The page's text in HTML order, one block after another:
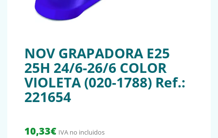
NOV GRAPADORA E25
25H 24/6-26/6 COLOR
VIOLETA (020-1788) Ref.:
221654
10,33€ IVA no incluidos